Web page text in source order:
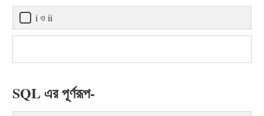
i ও ii
SQL এর পূর্ণরূপ-